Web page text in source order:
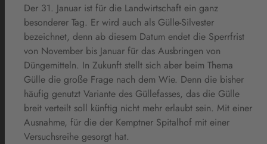
Der 31. Januar ist für die Landwirtschaft ein ganz
besonderer Tag. Er wird auch als Gülle-Silvester
bezeichnet, denn ab diesem Datum endet die Sperrfrist
von November bis Januar für das Ausbringen von
Düngemitteln. In Zukunft stellt sich aber beim Thema
Gülle die große Frage nach dem Wie. Denn die bisher
häufig genutzt Variante des Güllefasses, das die Gülle
breit verteilt soll künftig nicht mehr erlaubt sein. Mit einer
Ausnahme, für die der Kemptner Spitalhof mit einer
Versuchsreihe gesorgt hat.